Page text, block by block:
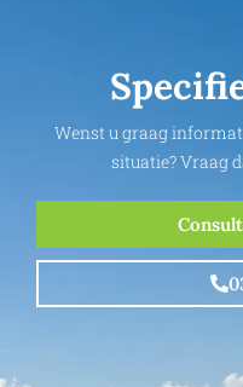
Wenst u graag
situatie? Vraag